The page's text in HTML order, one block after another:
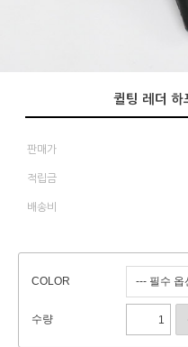
퀼팅 레더 하
판매가
적립금
배송비
COLOR
수량